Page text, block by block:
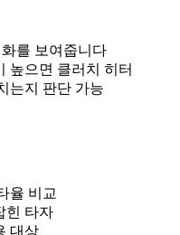
화를 보여줍니다
높으면 클러치 히터
는지 판단 가능
율 비교
힌 타자
대상